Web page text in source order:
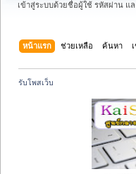
เข้าสู่ระบบด้วยชื่อผู้ใช้ รหัสผ่าน แ
หน้าแรก ช่วยเหลือ ค้นหา
รับโพสเว็บ